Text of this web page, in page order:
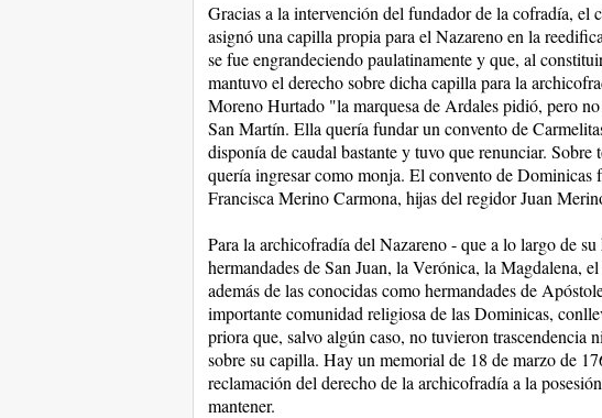
Gracias a la intervención del fundador de la cofradía,
asignó una capilla propia para el Nazareno en la
se fue engrandeciendo paulatinamente y que, al
mantuvo el derecho sobre dicha capilla para la
Moreno Hurtado "la marquesa de Ardales pidió, pero
San Martín. Ella quería fundar un convento de
disponía de caudal bastante y tuvo que renunciar.
quería ingresar como monja. El convento de Dominicas
Francisca Merino Carmona, hijas del regidor Juan
Para la archicofradía del Nazareno - que a lo largo de
hermandades de San Juan, la Verónica, la Magdalena,
además de las conocidas como hermandades de
importante comunidad religiosa de las Dominicas,
priora que, salvo algún caso, no tuvieron trascendencia
sobre su capilla. Hay un memorial de 18 de marzo de
reclamación del derecho de la archicofradía a la
mantener.